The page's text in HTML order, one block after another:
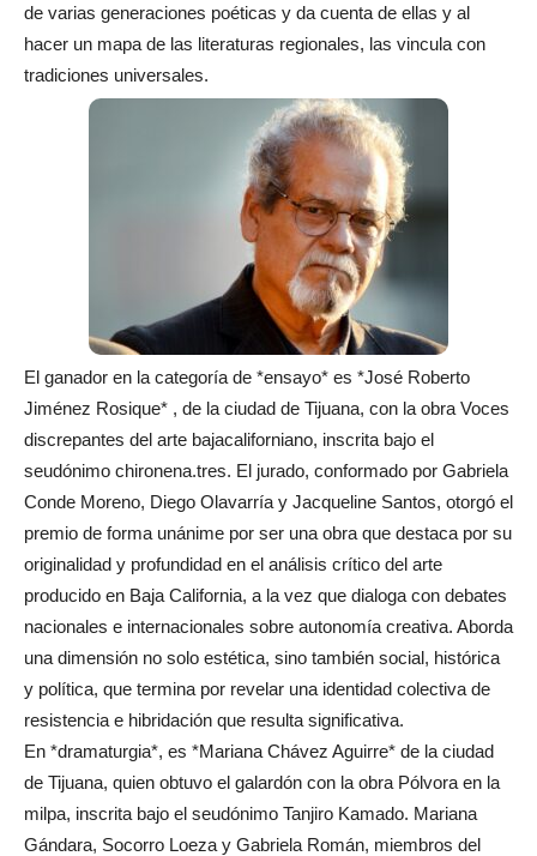
de varias generaciones poéticas y da cuenta de ellas y al
hacer un mapa de las literaturas regionales, las vincula con
tradiciones universales.
El ganador en la categoría de *ensayo* es *José Roberto
Jiménez Rosique* , de la ciudad de Tijuana, con la obra Voces
discrepantes del arte bajacaliforniano, inscrita bajo el
seudónimo chironena.tres. El jurado, conformado por Gabriela
Conde Moreno, Diego Olavarría y Jacqueline Santos, otorgó el
premio de forma unánime por ser una obra que destaca por su
originalidad y profundidad en el análisis crítico del arte
producido en Baja California, a la vez que dialoga con debates
nacionales e internacionales sobre autonomía creativa. Aborda
una dimensión no solo estética, sino también social, histórica
y política, que termina por revelar una identidad colectiva de
resistencia e hibridación que resulta significativa.
En *dramaturgia*, es *Mariana Chávez Aguirre* de la ciudad
de Tijuana, quien obtuvo el galardón con la obra Pólvora en la
milpa, inscrita bajo el seudónimo Tanjiro Kamado. Mariana
Gándara, Socorro Loeza y Gabriela Román, miembros del